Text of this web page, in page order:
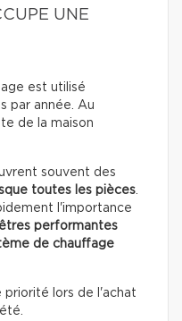
UNE
est utilisé
par année. Au
de la maison
souvent des
toutes les pièces.
l'importance
performantes
de chauffage
priorité lors de l'achat